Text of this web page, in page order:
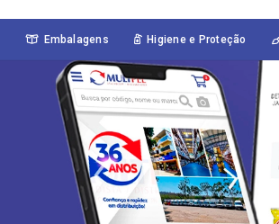
Embalagens Higiene e Proteção